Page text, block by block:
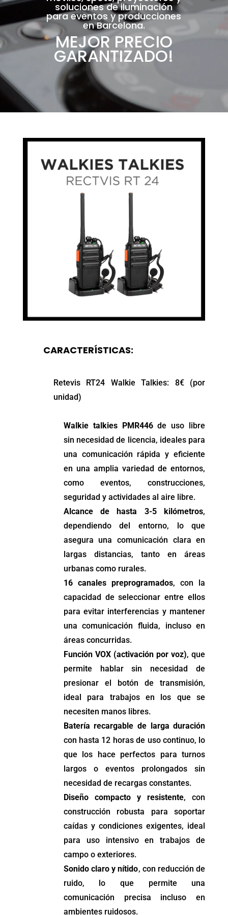
soluciones de iluminación
para eventos y producciones
en Barcelona.
MEJOR PRECIO
GARANTIZADO!
CARACTERÍSTICAS:
Retevis RT24 Walkie Talkies: 8€ (por
unidad)
Walkie talkies PMR446de uso libre
sin necesidad de licencia, ideales para
una comunicación rápida y eficiente
en una amplia variedad de entornos,
como eventos, construcciones,
seguridad y actividades al aire libre.
Alcance de hasta 3-5 kilómetros,
dependiendo del entorno, lo que
asegura una comunicación clara en
largas distancias, tanto en áreas
urbanas como rurales.
16 canales preprogramados, con la
capacidad de seleccionar entre ellos
para evitar interferencias y mantener
una comunicación fluida, incluso en
áreas concurridas.
Función VOX (activación por voz), que
permite hablar sin necesidad de
presionar el botón de transmisión,
ideal para trabajos en los que se
necesiten manos libres.
Batería recargable de larga duración
con hasta 12 horas de uso continuo, lo
que los hace perfectos para turnos
largos o eventos prolongados sin
necesidad de recargas constantes.
Diseño compacto y resistente, con
construcción robusta para soportar
caídas y condiciones exigentes, ideal
para uso intensivo en trabajos de
campo o exteriores.
Sonido claro y nítido, con reducción de
ruido, lo que permite una
comunicación precisa incluso en
ambientes ruidosos.